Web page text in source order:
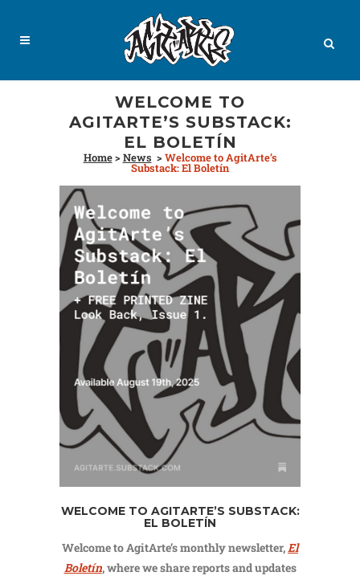
WELCOME TO
AGITARTE’S SUBSTACK:
EL BOLETÍN
Home>News >Welcome to AgitArte’s
Substack: El Boletín
WELCOME TO AGITARTE’S SUBSTACK:
EL BOLETÍN
Welcome to AgitArte’s monthly newsletter,El
Boletín, where we share reports and updates